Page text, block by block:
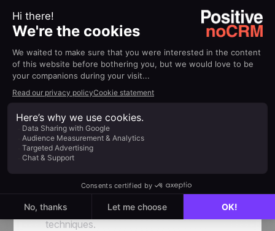
les administrateurs car ce sont eux qui
paramètrent le compte et en organisent l’usage
par les commerciaux. Il est important que les
administrateurs indiquent ensuite à leurs
commerciaux les meilleures pratiques à suivre.
L’idée n’étant pas d’être contraignant mais au
contraire de montrer comment les choses
peuvent s’organiser simplement
vos problèmes et vous aider au quotidien
Cette académie est un des éléments de
clients, n’oubliez pas qu’il existe aussi :
Uneaide en lignepour toutes les questions
techniques.